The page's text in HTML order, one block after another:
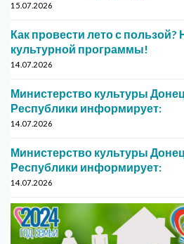
15.07.2026
Как провести лето с пользой?
культурной программы!
14.07.2026
Министерство культуры
Республики информирует:
14.07.2026
Министерство культуры
Республики информирует:
14.07.2026